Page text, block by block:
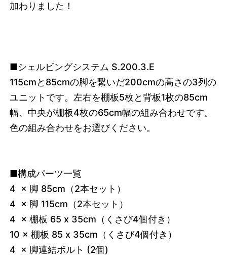
加わりました！
■シェルビングシステム S.200.3.E
115cmと85cmの脚を繋いだ200cmの高さの3列の
ユニットです。左右を棚板5枚と背板1枚の85cm
幅、中央が棚板4枚の65cm幅の組み合わせです。
色の組み合わせをお選びください。
■構成パーツ一覧
4 × 脚 85cm（2本セット）
4 × 脚 115cm（2本セット）
4 × 棚板 65 x 35cm（くさび4個付き）
10 × 棚板 85 x 35cm（くさび4個付き）
4 × 脚連結ボルト (2個)